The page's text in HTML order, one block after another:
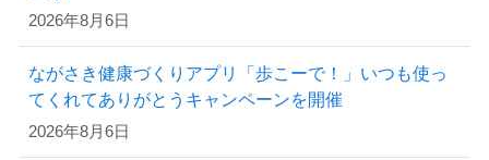
2026年8月6日
ながさき健康づくりアプリ「歩こーで！」いつも使っ
てくれてありがとうキャンペーンを開催
2026年8月6日